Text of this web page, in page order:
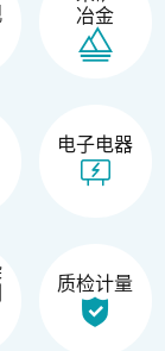
冶金
电子电器
质检计量